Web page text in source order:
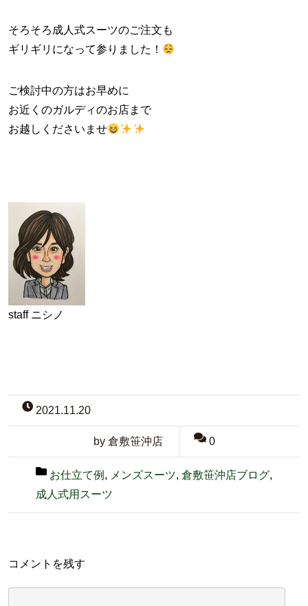
そろそろ成人式スーツのご注文も
ギリギリになって参りました！
ご検討中の方はお早めに
お近くのガルディのお店まで
お越しくださいませ
staff ニシノ
2021.11.20
by 倉敷笹沖店 0
お仕立て例 , メンズスーツ, 倉敷笹沖店ブログ,
成人式用スーツ
コメントを残す